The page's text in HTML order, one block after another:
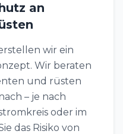
an
wir ein
Wir beraten
und rüsten
– je nach
oder im
das Risiko von